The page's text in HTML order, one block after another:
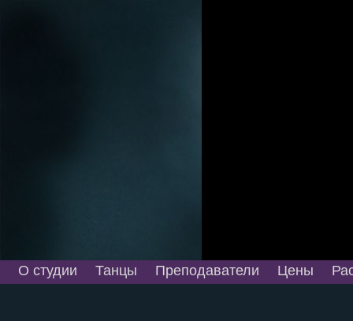
О студии Танцы Преподаватели Цены